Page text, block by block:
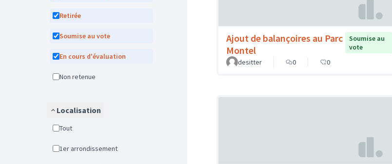
Retirée
Soumise au vote
En cours d'évaluation
Non retenue
Localisation
Tout
1er arrondissement
Ajout de balançoires au Parc
Montel
Soumise au
vote
desitter
0 0